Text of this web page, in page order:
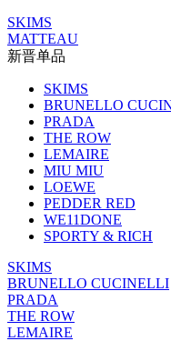
SKIMS
MATTEAU
新晋单品
SKIMS
BRUNELLO
PRADA
THE ROW
LEMAIRE
MIU MIU
LOEWE
PEDDER RED
WE11DONE
SPORTY & RICH
SKIMS
BRUNELLO CUCINELLI
PRADA
THE ROW
LEMAIRE